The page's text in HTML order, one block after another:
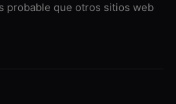
probable que otros sitios web